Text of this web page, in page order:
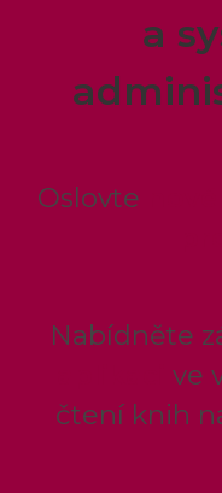
a
Oslovte
Nabídněte
ve
čtení knih